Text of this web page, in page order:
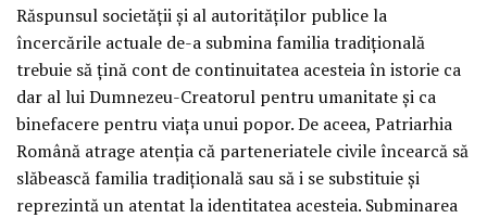
Răspunsul societăţii şi al autorităţilor publice la
încercările actuale de-a submina familia tradiţională
trebuie să ţină cont de continuitatea acesteia în istorie ca
dar al lui Dumnezeu-Creatorul pentru umanitate şi ca
binefacere pentru viaţa unui popor. De aceea, Patriarhia
Română atrage atenţia că parteneriatele civile încearcă să
slăbească familia tradiţională sau să i se substituie şi
reprezintă un atentat la identitatea acesteia. Subminarea